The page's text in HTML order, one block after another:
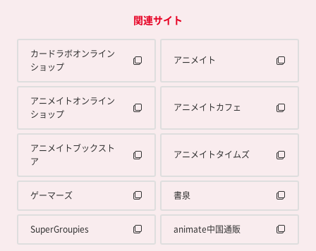
関連サイト
カードラボオンライン
ショップ
アニメイト
アニメイトオンライン
ショップ
アニメイトカフェ
アニメイトブックスト
ア
アニメイトタイムズ
ゲーマーズ 書泉
SuperGroupies animate中国通販